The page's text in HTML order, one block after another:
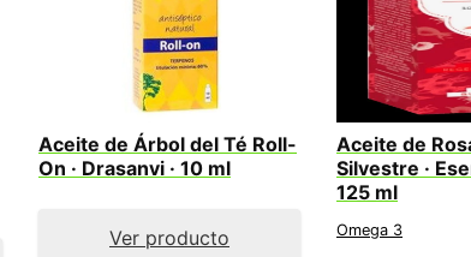
Aceite de Árbol del Té Roll-
On · Drasanvi · 10 ml
Ver producto
Aceite de
Silvestre ·
125 ml
Omega 3